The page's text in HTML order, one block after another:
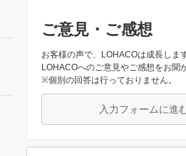
ご意見・ご感想
お客様の声で、LOHACOは成長します
LOHACOへのご意見やご感想をお聞
※個別の回答は行っておりません。
入力フォームに進